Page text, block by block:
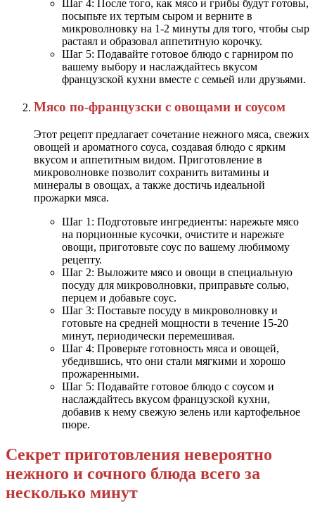
Шаг 4: После того, как мясо и грибы будут готовы,
посыпьте их тертым сыром и верните в
микроволновку на 1-2 минуты для того, чтобы сыр
растаял и образовал аппетитную корочку.
Шаг 5: Подавайте готовое блюдо с гарниром по
вашему выбору и наслаждайтесь вкусом
французской кухни вместе с семьей или друзьями.
Мясо по-французски с овощами и соусом
Этот рецепт предлагает сочетание нежного мяса, свежих
овощей и ароматного соуса, создавая блюдо с ярким
вкусом и аппетитным видом. Приготовление в
микроволновке позволит сохранить витамины и
минералы в овощах, а также достичь идеальной
прожарки мяса.
Шаг 1: Подготовьте ингредиенты: нарежьте мясо
на порционные кусочки, очистите и нарежьте
овощи, приготовьте соус по вашему любимому
рецепту.
Шаг 2: Выложите мясо и овощи в специальную
посуду для микроволновки, приправьте солью,
перцем и добавьте соус.
Шаг 3: Поставьте посуду в микроволновку и
готовьте на средней мощности в течение 15-20
минут, периодически перемешивая.
Шаг 4: Проверьте готовность мяса и овощей,
убедившись, что они стали мягкими и хорошо
прожаренными.
Шаг 5: Подавайте готовое блюдо с соусом и
наслаждайтесь вкусом французской кухни,
добавив к нему свежую зелень или картофельное
пюре.
Секрет приготовления невероятно
нежного и сочного блюда всего за
несколько минут